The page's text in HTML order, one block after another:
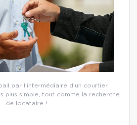
par l’intermédiaire d’un courtier
plus simple, tout comme la recherche
de locataire !